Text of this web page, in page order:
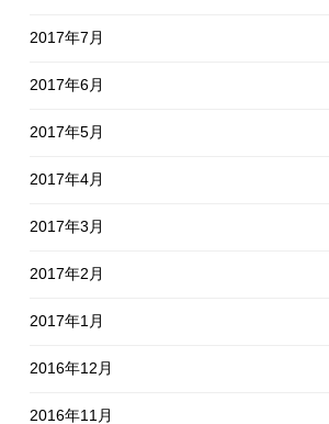
2017年7月
2017年6月
2017年5月
2017年4月
2017年3月
2017年2月
2017年1月
2016年12月
2016年11月